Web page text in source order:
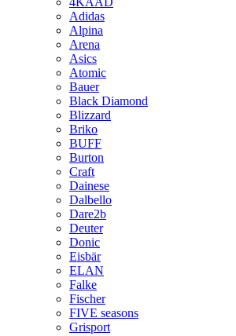
Adidas
Alpina
Arena
Asics
Atomic
Bauer
Black Diamond
Blizzard
Briko
BUFF
Burton
Craft
Dainese
Dalbello
Dare2b
Deuter
Donic
Eisbär
ELAN
Falke
Fischer
FIVE seasons
Grisport